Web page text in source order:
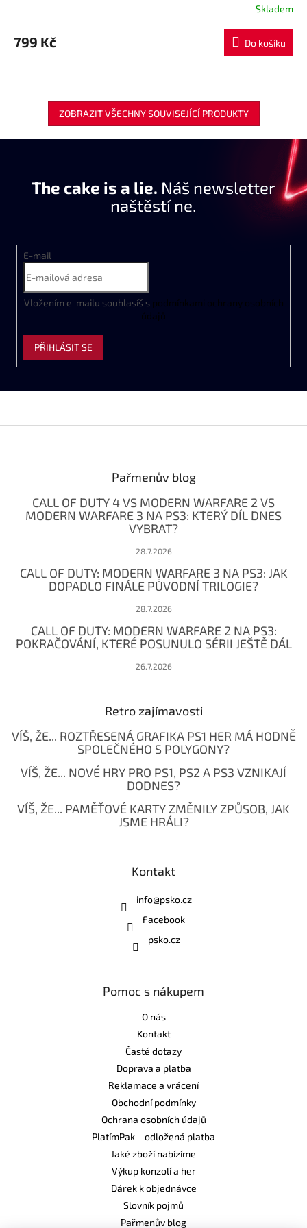
Skladem
799 Kč Do košíku
ZOBRAZIT VŠECHNY SOUVISEJÍCÍ PRODUKTY
The cake is a lie. Náš newsletter
naštěstí ne.
E-mail
Vložením e-mailu souhlasíš s podmínkami ochrany osobních
údajů
PŘIHLÁSIT SE
Pařmenův blog
CALL OF DUTY 4 VS MODERN WARFARE 2 VS
MODERN WARFARE 3 NA PS3: KTERÝ DÍL DNES
VYBRAT?
28.7.2026
CALL OF DUTY: MODERN WARFARE 3 NA PS3: JAK
DOPADLO FINÁLE PŮVODNÍ TRILOGIE?
28.7.2026
CALL OF DUTY: MODERN WARFARE 2 NA PS3:
POKRAČOVÁNÍ, KTERÉ POSUNULO SÉRII JEŠTĚ DÁL
26.7.2026
Retro zajímavosti
VÍŠ, ŽE... ROZTŘESENÁ GRAFIKA PS1 HER MÁ HODNĚ
SPOLEČNÉHO S POLYGONY?
VÍŠ, ŽE... NOVÉ HRY PRO PS1, PS2 A PS3 VZNIKAJÍ
DODNES?
VÍŠ, ŽE... PAMĚŤOVÉ KARTY ZMĚNILY ZPŮSOB, JAK
JSME HRÁLI?
Kontakt
info@psko.cz
Facebook
psko.cz
Pomoc s nákupem
O nás
Kontakt
Časté dotazy
Doprava a platba
Reklamace a vrácení
Obchodní podmínky
Ochrana osobních údajů
PlatímPak – odložená platba
Jaké zboží nabízíme
Výkup konzolí a her
Dárek k objednávce
Slovník pojmů
Pařmenův blog